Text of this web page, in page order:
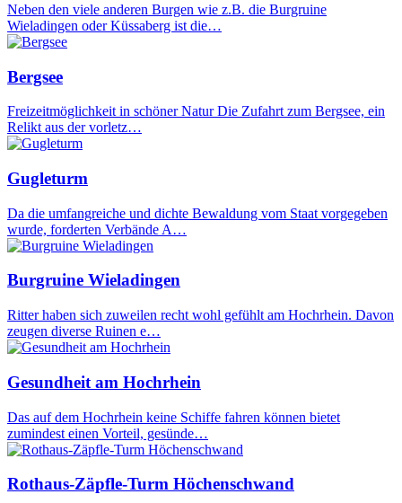
Neben den viele anderen Burgen wie z.B. die Burgruine
Wieladingen oder Küssaberg ist die…
Bergsee
Freizeitmöglichkeit in schöner Natur Die Zufahrt zum Bergsee, ein
Relikt aus der vorletz…
Gugleturm
Da die umfangreiche und dichte Bewaldung vom Staat vorgegeben
wurde, forderten Verbände A…
Burgruine Wieladingen
Ritter haben sich zuweilen recht wohl gefühlt am Hochrhein. Davon
zeugen diverse Ruinen e…
Gesundheit am Hochrhein
Das auf dem Hochrhein keine Schiffe fahren können bietet
zumindest einen Vorteil, gesünde…
Rothaus-Zäpfle-Turm Höchenschwand